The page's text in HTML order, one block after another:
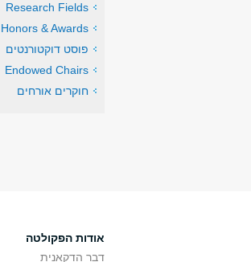
Research Fields
Honors & Awards
פוסט דוקטורנטים
Endowed Chairs
חוקרים אורחים
אודות הפקולטה
דבר הדקאנית